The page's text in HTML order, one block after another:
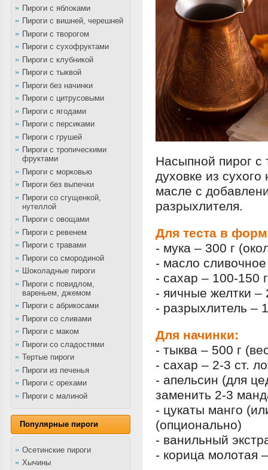
Пироги с яблоками
Пироги с вишней, черешней
Пироги с творогом
Пироги с сухофруктами
Пироги с клубникой
Пироги с тыквой
Пироги без начинки
Пироги с цитрусовыми
Пироги с ягодами
Пироги с персиками
Пироги с грушей
Пироги с тропическими
фруктами
Пироги с морковью
Пироги без выпечки
Пироги со сгущенкой,
нутеллой
Пироги с овощами
Пироги с ревенем
Пироги с травами
Пироги со смородиной
Шоколадные пироги
Пироги с повидлом,
вареньем, джемом
Пироги с абрикосами
Пироги со сливами
Пироги с маком
Пироги со сладостями
Тертые пироги
Пироги из печенья
Пироги с орехами
Пироги с малиной
Популярные пироги
Осетинские пироги
Хычины
Насыпной пирог с
духовке из
масле с
разрыхлителя.
Для теста в
- мука – 300 г
- масло
- сахар – 100-150
- яичные желтки –
- разрыхлитель –
Для начинки:
- тыква – 500 г
- сахар – 2-3 ст.
- апельсин (для
заменить 2-3
- цукаты манго
(опционально)
- ванильный
- корица молотая